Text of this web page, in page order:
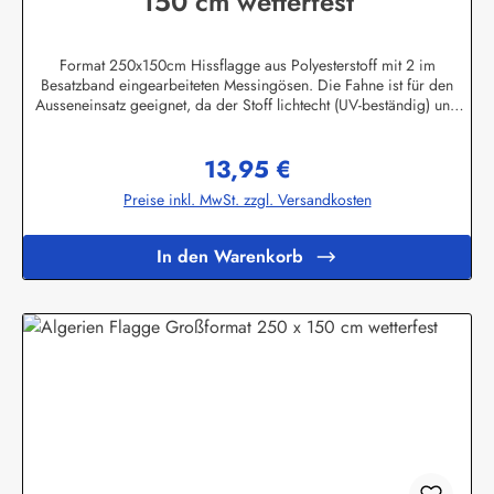
Format 250x150cm Hissflagge aus Polyesterstoff mit 2 im
Besatzband eingearbeiteten Messingösen. Die Fahne ist für den
Ausseneinsatz geeignet, da der Stoff lichtecht (UV-beständig) und
Auswahl an Länder- und Sonderflaggen, XXL-Flaggen, Bootsflaggen
und Tischflaggen.Herstellerinformationen:Fahnen-Shop - Axel
BachKirchbergstr. 238444 Wolfsburgshop@fahnen.info
Regulärer Preis:
13,95 €
Preise inkl. MwSt. zzgl. Versandkosten
In den Warenkorb